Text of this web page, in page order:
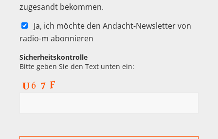
zugesandt bekommen.
Ja, ich möchte den Andacht-Newsletter von
radio-m abonnieren
Sicherheitskontrolle
Bitte geben Sie den Text unten ein: